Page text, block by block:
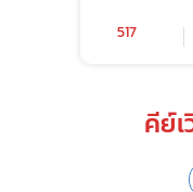
517
คีย์